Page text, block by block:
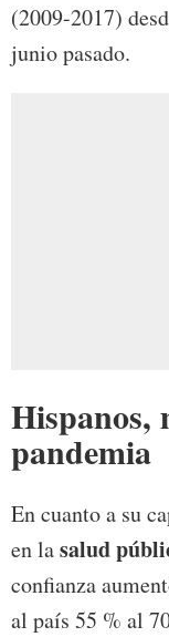
(2009-2017)
junio pasado.
Hispanos,
pandemia
En cuanto a su
en lasalud
confianza
al país 55 % al